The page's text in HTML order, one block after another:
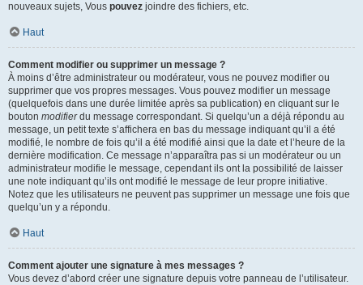
nouveaux sujets, Vous pouvez joindre des fichiers, etc.
Haut
Comment modifier ou supprimer un message ?
À moins d’être administrateur ou modérateur, vous ne pouvez modifier ou
supprimer que vos propres messages. Vous pouvez modifier un message
(quelquefois dans une durée limitée après sa publication) en cliquant sur le
bouton modifierdu message correspondant. Si quelqu’un a déjà répondu au
message, un petit texte s’affichera en bas du message indiquant qu’il a été
modifié, le nombre de fois qu’il a été modifié ainsi que la date et l’heure de la
dernière modification. Ce message n’apparaîtra pas si un modérateur ou un
administrateur modifie le message, cependant ils ont la possibilité de laisser
une note indiquant qu’ils ont modifié le message de leur propre initiative.
Notez que les utilisateurs ne peuvent pas supprimer un message une fois que
quelqu’un y a répondu.
Haut
Comment ajouter une signature à mes messages ?
Vous devez d’abord créer une signature depuis votre panneau de l’utilisateur.